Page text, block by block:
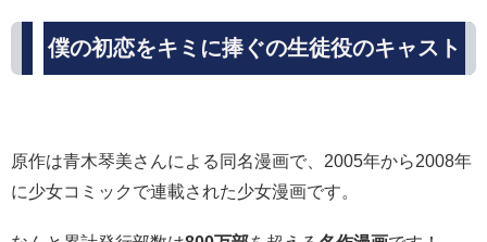
僕の初恋をキミに捧ぐの生徒役のキャスト
原作は青木琴美さんによる同名漫画で、2005年から2008年
に少女コミックで連載された少女漫画です。